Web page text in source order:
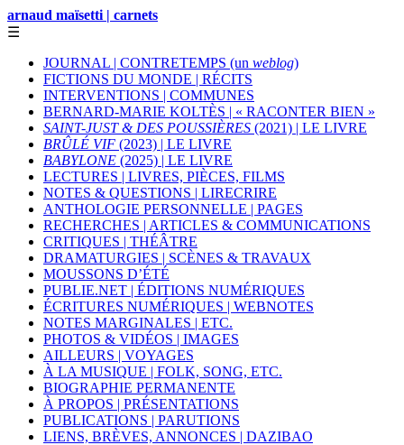
arnaud maïsetti | carnets
☰
JOURNAL | CONTRETEMPS (un weblog)
FICTIONS DU MONDE | RÉCITS
INTERVENTIONS | COMMUNES
BERNARD-MARIE KOLTÈS | « RACONTER BIEN »
SAINT-JUST & DES POUSSIÈRES (2021) | LE LIVRE
BRÛLÉ VIF (2023) | LE LIVRE
BABYLONE (2025) | LE LIVRE
LECTURES | LIVRES, PIÈCES, FILMS
NOTES & QUESTIONS | LIRECRIRE
ANTHOLOGIE PERSONNELLE | PAGES
RECHERCHES | ARTICLES & COMMUNICATIONS
CRITIQUES | THÉÂTRE
DRAMATURGIES | SCÈNES & TRAVAUX
MOUSSONS D’ÉTÉ
PUBLIE.NET | ÉDITIONS NUMÉRIQUES
ÉCRITURES NUMÉRIQUES | WEBNOTES
NOTES MARGINALES | ETC.
PHOTOS & VIDÉOS | IMAGES
AILLEURS | VOYAGES
À LA MUSIQUE | FOLK, SONG, ETC.
BIOGRAPHIE PERMANENTE
À PROPOS | PRÉSENTATIONS
PUBLICATIONS | PARUTIONS
LIENS, BRÈVES, ANNONCES | DAZIBAO